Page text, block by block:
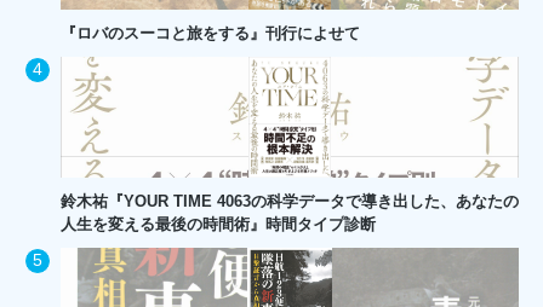
『ロバのスーコと旅をする』刊行によせて
鈴木祐『YOUR TIME 4063の科学データで導き出した、あなたの
人生を変える最後の時間術』時間タイプ診断